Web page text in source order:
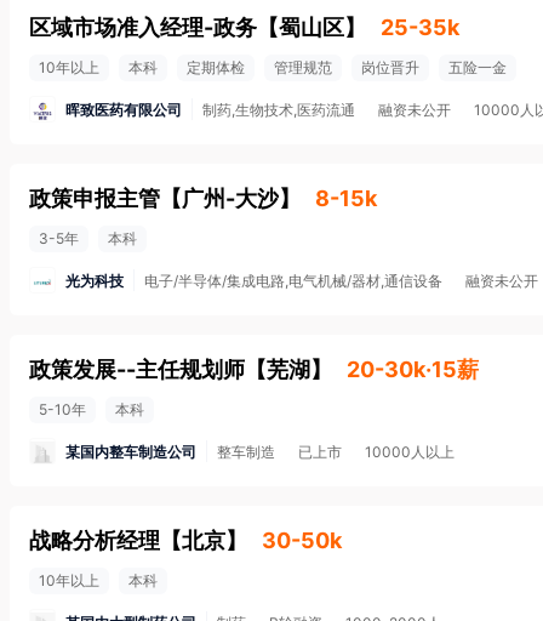
区域市场准入经理-政务 【蜀山区】 25-35k
10年以上 本科 定期体检 管理规范 岗位晋升 五险一金
晖致医药有限公司 制药,生物技术,医药流通 融资未公开 10000人
政策申报主管 【广州-大沙】 8-15k
3-5年 本科
光为科技 电子/半导体/集成电路,电气机械/器材,通信设备 融资未公开
政策发展--主任规划师 【芜湖 】 20-30k·15薪
5-10年 本科
某国内整车制造公司 整车制造 已上市 10000人以上
战略分析经理 【北京】 30-50k
10年以上 本科